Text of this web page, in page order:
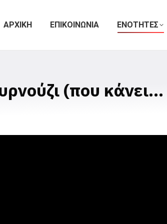
ΑΡΧΙΚΗ ΕΠΙΚΟΙΝΩΝΙΑ ΕΝΟΤΗΤΕΣ
(που